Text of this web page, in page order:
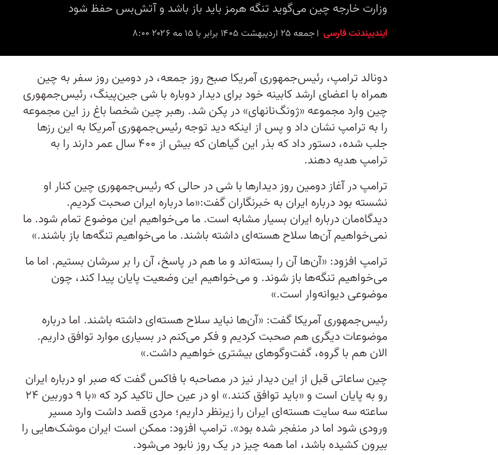
وزارت خارجه چین می‌گوید تنگه هرمز باید باز باشد و آتش‌بس حفظ شود
ایندیپندنت فارسی جمعه ۲۵ اردیبهشت ۱۴۰۵ برابر با ۱۵ مه ۲۰۲۶ ۸:۰۰
دونالد ترامپ، رئیس‌جمهوری آمریکا صبح روز جمعه، در دومین روز سفر به چین
همراه با اعضای ارشد کابینه خود برای دیدار دوباره با شی‌ جین‌پینگ، رئیس‌جمهوری
چین وارد مجموعه «ژونگ‌نانهای» در پکن شد. رهبر چین شخصا باغ رز این مجموعه
را به ترامپ نشان داد و پس از اینکه دید توجه رئیس‌جمهوری آمریکا به این رزها
جلب شده، دستور داد که بذر این گیاهان که بیش از ۴۰۰ سال عمر دارند را به
ترامپ هدیه دهند.
ترامپ در آغاز دومین روز دیدارها با شی در حالی که رئیس‌جمهوری چین کنار او
نشسته بود درباره ایران به خبرنگاران گفت:‌«ما درباره ایران صحبت کردیم.
دیدگاه‌مان درباره ایران بسیار مشابه است. ما می‌خواهیم این موضوع تمام شود. ما
نمی‌خواهیم آن‌ها سلاح هسته‌ای داشته باشند. ما می‌خواهیم تنگه‌ها باز باشند.»
ترامپ افزود: «آن‌ها آن را بسته‌اند و ما هم در پاسخ، آن را بر سرشان بستیم. اما ما
می‌خواهیم تنگه‌ها باز شوند. و می‌خواهیم این وضعیت پایان پیدا کند، چون
موضوعی دیوانه‌وار است.»
رئیس‌جمهوری آمریکا گفت: «آن‌ها نباید سلاح هسته‌ای داشته باشند. اما درباره
موضوعات دیگری هم صحبت کردیم و فکر می‌کنم در بسیاری موارد توافق داریم.
الان هم با گروه، گفت‌وگوهای بیشتری خواهیم داشت.»
چین ساعاتی قبل از این دیدار نیز در مصاحبه با فاکس گفت که صبر او درباره ایران
رو به پایان است و «باید توافق کنند.» او در عین حال تاکید کرد که «با ۹ دوربین ۲۴
ساعته سه سایت هسته‌ای ایران را زیرنظر داریم؛ مردی قصد داشت وارد مسیر
ورودی شود اما در منفجر شده بود». ترامپ افزود: ممکن است ایران موشک‌هایی را
بیرون کشیده باشد، اما همه چیز در یک روز نابود می‌شود.